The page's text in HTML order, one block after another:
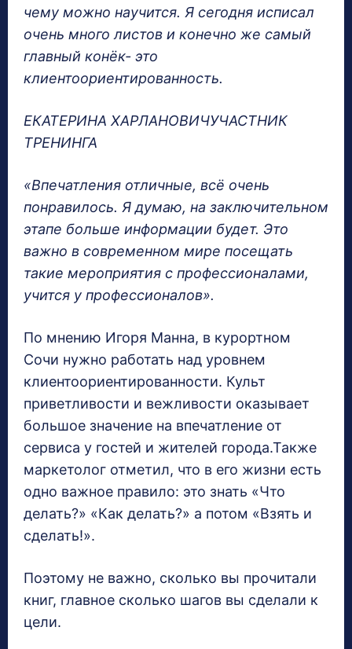
чему можно научится. Я сегодня исписал
очень много листов и конечно же самый
главный конёк- это
клиентоориентированность.
ЕКАТЕРИНА ХАРЛАНОВИЧУЧАСТНИК
ТРЕНИНГА
«Впечатления отличные, всё очень
понравилось. Я думаю, на заключительном
этапе больше информации будет. Это
важно в современном мире посещать
такие мероприятия с профессионалами,
учится у профессионалов».
По мнению Игоря Манна, в курортном
Сочи нужно работать над уровнем
клиентоориентированности. Культ
приветливости и вежливости оказывает
большое значение на впечатление от
сервиса у гостей и жителей города.Также
маркетолог отметил, что в его жизни есть
одно важное правило: это знать «Что
делать?» «Как делать?» а потом «Взять и
сделать!».
Поэтому не важно, сколько вы прочитали
книг, главное сколько шагов вы сделали к
цели.